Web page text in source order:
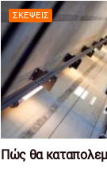
ΣΚΈΨΕΙΣ
Πώς θα